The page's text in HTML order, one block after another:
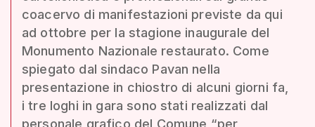
coacervo di manifestazioni previste da qui
ad ottobre per la stagione inaugurale del
Monumento Nazionale restaurato. Come
spiegato dal sindaco Pavan nella
presentazione in chiostro di alcuni giorni fa,
i tre loghi in gara sono stati realizzati dal
personale grafico del Comune “per